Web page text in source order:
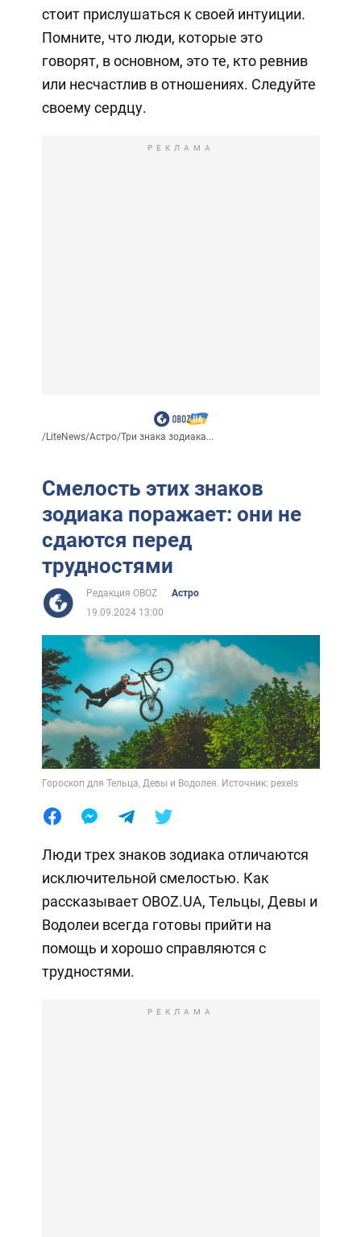
стоит прислушаться к своей интуиции.
Помните, что люди, которые это
говорят, в основном, это те, кто ревнив
или несчастлив в отношениях. Следуйте
своему сердцу.
РЕКЛАМА
/LiteNews/Астро/Три знака зодиака...
Смелость этих знаков
зодиака поражает: они не
сдаются перед
трудностями
Редакция OBOZ
Астро
19.09.2024 13:00
Гороскоп для Тельца, Девы и Водолея. Источник: pexels
Люди трех знаков зодиака отличаются
исключительной смелостью. Как
рассказывает OBOZ.UA, Тельцы, Девы и
Водолеи всегда готовы прийти на
помощь и хорошо справляются с
трудностями.
РЕКЛАМА